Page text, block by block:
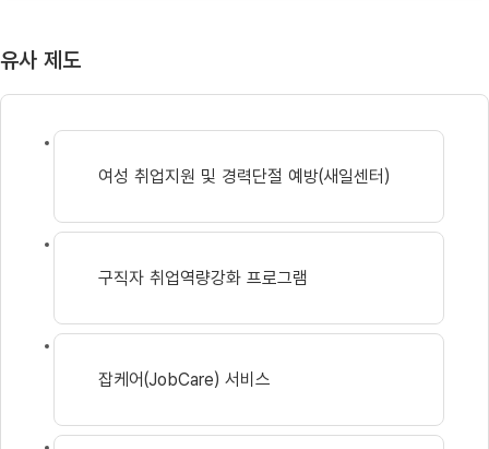
유사 제도
여성 취업지원 및 경력단절 예방(새일센터)
구직자 취업역량강화 프로그램
잡케어(JobCare) 서비스